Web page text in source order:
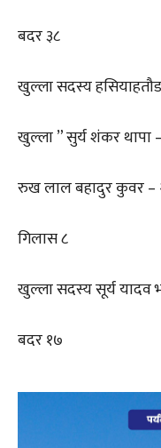
बदर ३८
खुल्ला सदस्य
खुल्ला ” सुर्य शंकर थापा
रुख लाल बहादुर कुवर –
गिलास ८
खुल्ला सदस्य सूर्य यादव
बदर १७